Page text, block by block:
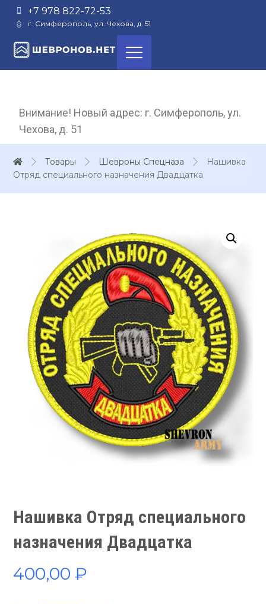
+7 978 822-72-53
г. Симферополь, ул. Чехова, д. 51
Внимание! Новый адрес: г. Симферополь, ул.
Чехова, д. 51
Товары Шевроны Спецназа
Нашивка
Отряд специального назначения Двадцатка
Нашивка Отряд специального
назначения Двадцатка
400,00₽